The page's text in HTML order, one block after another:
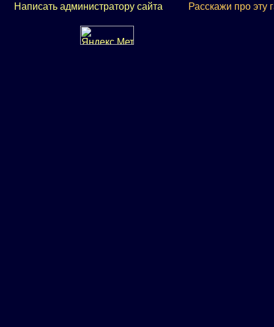
Написать администратору сайта Расскажи про эту